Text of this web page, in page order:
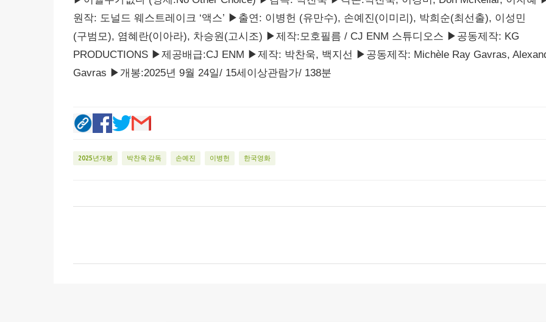
원작: 도널드 웨스트레이크 ‘액스’ ▶출연: 이병헌 (유만수), 손예진(이미리), 박희순(최선출), 이성민
(구범모), 염혜란(이아라), 차승원(고시조) ▶제작:모호필름 / CJ ENM 스튜디오스 ▶공동제작: KG
PRODUCTIONS ▶제공배급:CJ ENM ▶제작: 박찬욱, 백지선 ▶공동제작: Michèle Ray Gavras,
Gavras ▶개봉:2025년 9월 24일/ 15세이상관람가/ 138분
2025년개봉 박찬욱 감독 손예진 이병헌 한국영화